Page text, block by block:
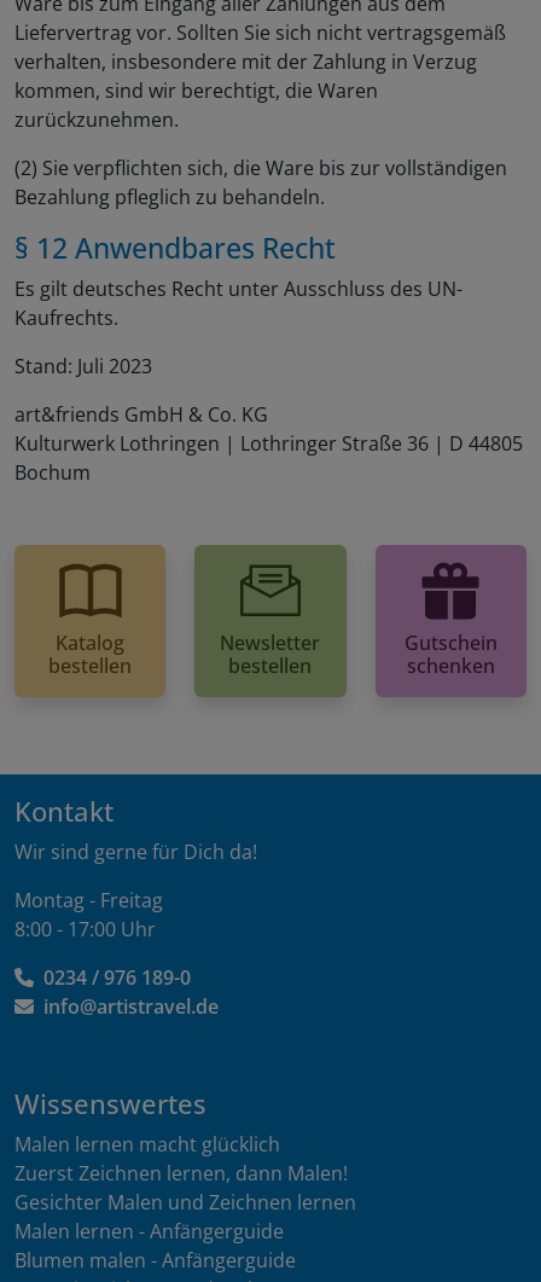
Liefervertrag vor. Sollten Sie sich nicht vertragsgemäß
verhalten, insbesondere mit der Zahlung in Verzug
kommen, sind wir berechtigt, die Waren
zurückzunehmen.
(2) Sie verpflichten sich, die Ware bis zur vollständigen
Bezahlung pfleglich zu behandeln.
§ 12 Anwendbares Recht
Es gilt deutsches Recht unter Ausschluss des UN-
Kaufrechts.
Stand: Juli 2023
art&friends GmbH & Co. KG
Kulturwerk Lothringen | Lothringer Straße 36 | D 44805
Bochum
Katalog
bestellen
Newsletter
bestellen
Gutschein
schenken
Kontakt
Wir sind gerne für Dich da!
Montag - Freitag
8:00 - 17:00 Uhr
0234 / 976 189-0
info@artistravel.de
Wissenswertes
Malen lernen macht glücklich
Zuerst Zeichnen lernen, dann Malen!
Gesichter Malen und Zeichnen lernen
Malen lernen - Anfängerguide
Blumen malen - Anfängerguide